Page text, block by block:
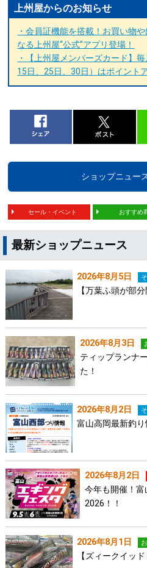
上州屋からのお知らせ
・会員証機能を搭載！お買い物
なる上州屋“公式”アプリ登場！
・【上州屋メンバーズカード】
15日、25日、30日）はポイント
ショップニュー
セール・イベント おすすめ
最新ショップニュース
2026年8月5日
【万葉ふ頭が部
2026年8月3日
ティップランナ
た！
2026年8月2日
富山高岡最新釣
2026年8月2日
今年も開催！富
2026！！
2026年8月1日
【ズィークイッ